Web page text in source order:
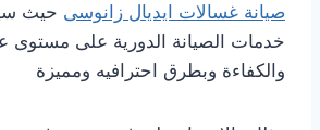
صيانة غسالات ايديال زانوسى حيث
خدمات الصيانة الدورية على مستوى
والكفاءة وبطرق احترافيه ومميزة